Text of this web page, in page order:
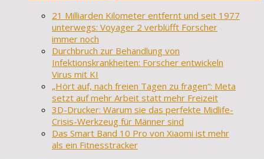
21 Milliarden Kilometer entfernt und seit 1977
unterwegs: Voyager 2 verblüfft Forscher
immer noch
Durchbruch zur Behandlung von
Infektionskrankheiten: Forscher entwickeln
Virus mit KI
„Hört auf, nach freien Tagen zu fragen“: Meta
setzt auf mehr Arbeit statt mehr Freizeit
3D-Drucker: Warum sie das perfekte Midlife-
Crisis-Werkzeug für Männer sind
Das Smart Band 10 Pro von Xiaomi ist mehr
als ein Fitnesstracker